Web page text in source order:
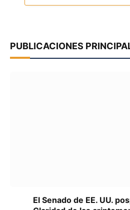
PUBLICACIONES
El Senado de EE. UU.